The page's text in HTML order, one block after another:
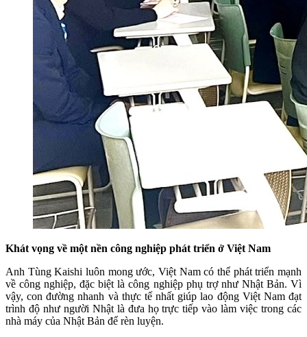
Khát vọng về một nền công nghiệp phát triển ở Việt Nam
Anh Tùng Kaishi luôn mong ước, Việt Nam có thể phát triển mạnh
về công nghiệp, đặc biệt là công nghiệp phụ trợ như Nhật Bản. Vì
vậy, con đường nhanh và thực tế nhất giúp lao động Việt Nam đạt
trình độ như người Nhật là đưa họ trực tiếp vào làm việc trong các
nhà máy của Nhật Bản để rèn luyện.